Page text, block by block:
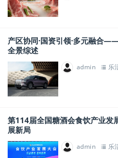
产区协同·国资引领·多元融合
全景综述
admin 乐
第114届全国糖酒会食饮产业发
展新局
admin 乐